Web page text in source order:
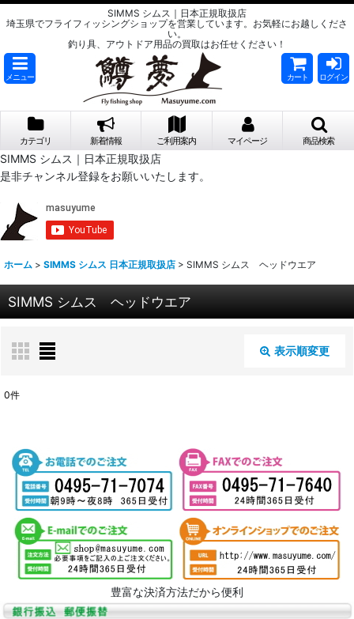
SIMMS シムス｜日本正規取扱店
埼玉県でフライフィッシングショップを営業しています。お気軽にお越しくださ
い。
釣り具、アウトドア用品の買取はお任せください！
メニュー カート ログイン
カテゴリ 新着情報 ご利用案内 マイページ 商品検索
SIMMS シムス｜日本正規取扱店
是非チャンネル登録をお願いいたします。
ホーム > SIMMS シムス 日本正規取扱店 > SIMMS シムス ヘッドウエア
SIMMS シムス ヘッドウエア
表示順変更
並び順:
絞り込む
0件
豊富な決済方法だから便利